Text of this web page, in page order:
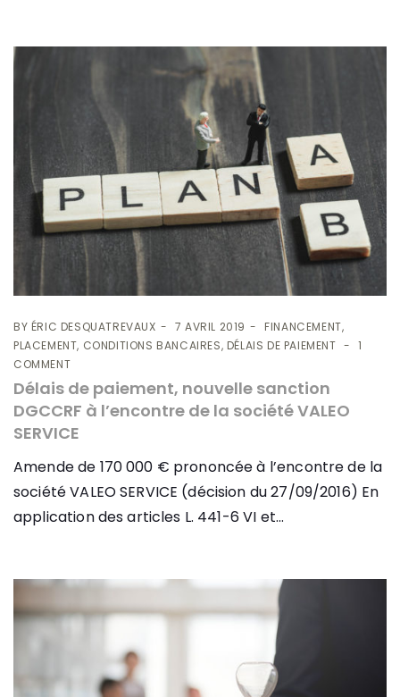
BY ÉRIC DESQUATREVAUX 7 AVRIL 2019
FINANCEMENT,
PLACEMENT, CONDITIONS BANCAIRES, DÉLAIS DE PAIEMENT
1
COMMENT
Délais de paiement, nouvelle sanction
DGCCRF à l’encontre de la société VALEO
SERVICE
Amende de 170 000 € prononcée à l’encontre de la
société VALEO SERVICE (décision du 27/09/2016) En
application des articles L. 441-6 VI et...